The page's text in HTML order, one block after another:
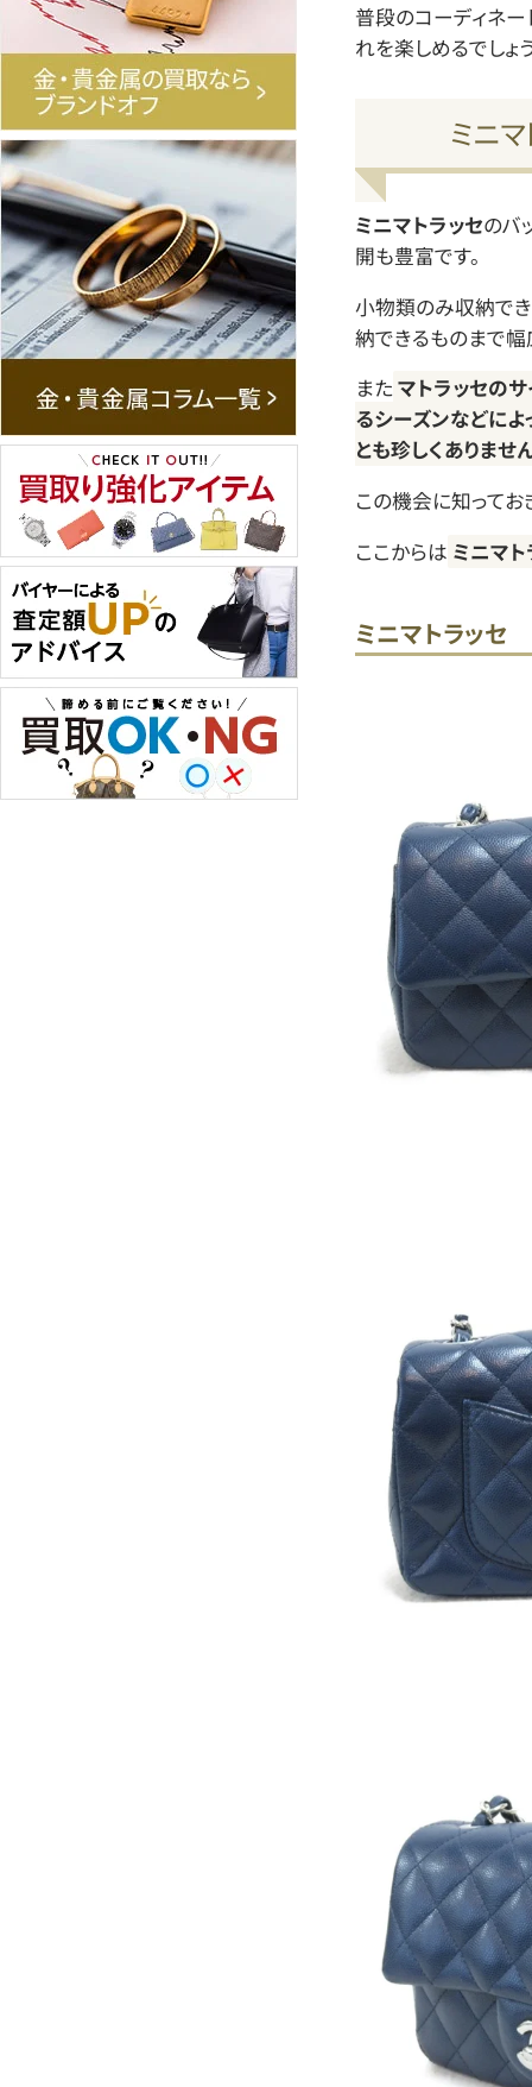
普段のコーディネー
れを楽しめるでしょ
ミニ
ミニマトラッセのバ
開も豊富です。
小物類のみ収納でき
納できるものまで幅
またマトラッセの
るシーズンなどに
とも珍しくありませ
この機会に知ってお
ここからは ミニマ
ミニマトラッセ